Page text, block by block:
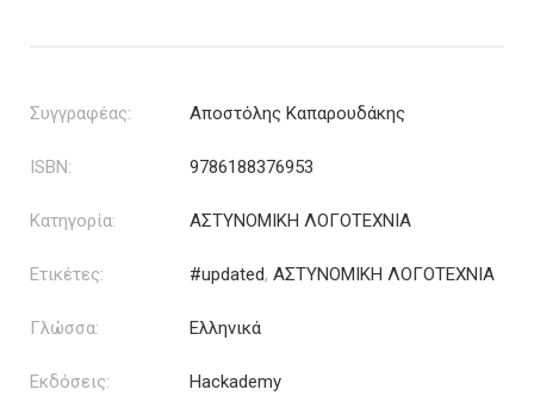
Συγγραφέας: Αποστόλης Καπαρουδάκης
ISBN: 9786188376953
Κατηγορία: ΑΣΤΥΝΟΜΙΚΗ ΛΟΓΟΤΕΧΝΙΑ
Ετικέτες: #updated, ΑΣΤΥΝΟΜΙΚΗ ΛΟΓΟΤΕΧΝΙΑ
Γλώσσα: Ελληνικά
Εκδόσεις: Hackademy